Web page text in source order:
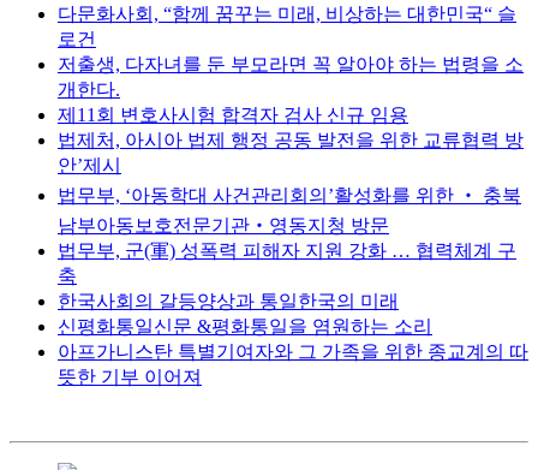
다문화사회, “함께 꿈꾸는 미래, 비상하는 대한민국“ 슬
로건
저출생, 다자녀를 둔 부모라면 꼭 알아야 하는 법령을 소
개한다.
제11회 변호사시험 합격자 검사 신규 임용
법제처, 아시아 법제 행정 공동 발전을 위한 교류협력 방
안’제시
법무부, ‘아동학대 사건관리회의’활성화를 위한 ‧ 충북
남부아동보호전문기관‧영동지청 방문
법무부, 군(軍) 성폭력 피해자 지원 강화 … 협력체계 구
축
한국사회의 갈등양상과 통일한국의 미래
신평화통일신문 &평화통일을 염원하는 소리
아프가니스탄 특별기여자와 그 가족을 위한 종교계의 따
뜻한 기부 이어져